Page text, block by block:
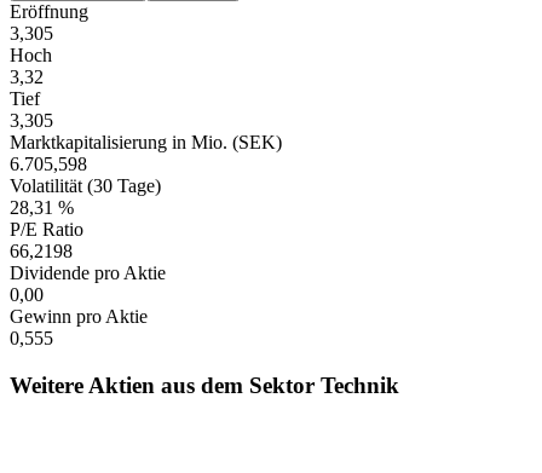
Eröffnung
3,305
Hoch
3,32
Tief
3,305
Marktkapitalisierung in Mio. (SEK)
6.705,598
Volatilität (30 Tage)
28,31 %
P/E Ratio
66,2198
Dividende pro Aktie
0,00
Gewinn pro Aktie
0,555
Weitere Aktien aus dem Sektor Technik